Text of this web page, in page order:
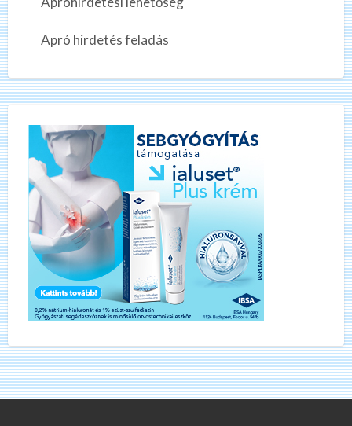
Apró hirdetés feladás